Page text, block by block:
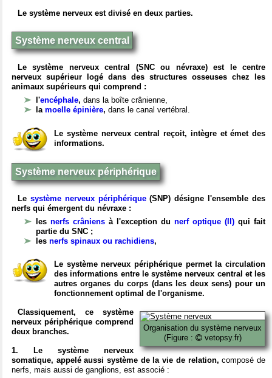
Le système nerveux est divisé en deux parties.
Système nerveux central
Le système nerveux central (SNC ou névraxe) est le centre
nerveux supérieur logé dans des structures osseuses chez les
animaux supérieurs qui comprend :
l'encéphale, dans la boîte crânienne,
la moelle épinière, dans le canal vertébral.
Le système nerveux central reçoit, intègre et émet des
informations.
Système nerveux périphérique
Le système nerveux périphérique(SNP) désigne l'ensemble des
nerfs qui émergent du névraxe :
les nerfs crâniens à l'exception du nerf optique (II) qui fait
partie du SNC ;
les nerfs spinaux ou rachidiens,
Le système nerveux périphérique permet la circulation
des informations entre le système nerveux central et les
autres organes du corps (dans les deux sens) pour un
fonctionnement optimal de l'organisme.
Organisation du système nerveux
(Figure :
vetopsy.fr)
Classiquement, ce système
nerveux périphérique comprend
deux branches.
1. Le système nerveux
somatique, appelé aussi système de la vie de relation, composé de
nerfs, mais aussi de ganglions, est associé :